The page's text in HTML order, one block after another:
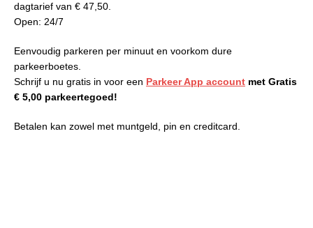
dagtarief van € 47,50.
Open: 24/7
Eenvoudig parkeren per minuut en voorkom dure
parkeerboetes.
Schrijf u nu gratis in voor een Parkeer App account met Gratis
€ 5,00 parkeertegoed!
Betalen kan zowel met muntgeld, pin en creditcard.